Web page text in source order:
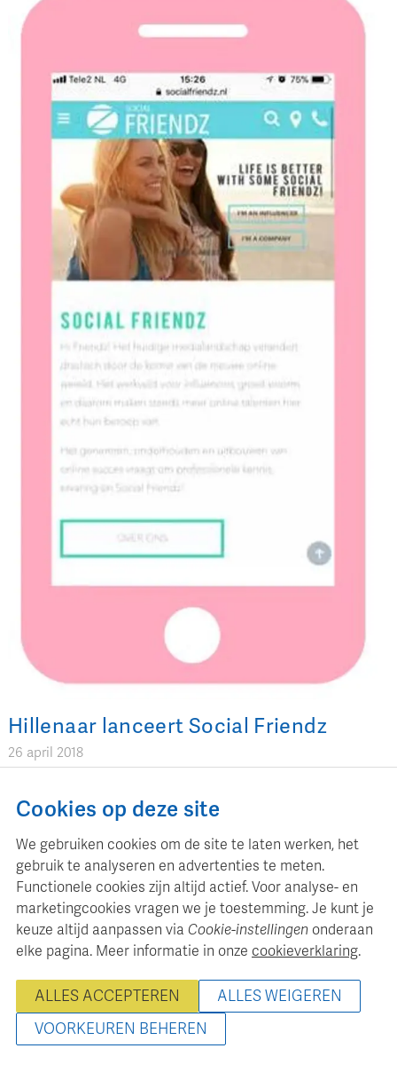
Hillenaar lanceert Social Friendz
26 april 2018
media. De onderneming vergroot nu haar bereik online met
de recente lancering van Social Friendz. Dit is een full
service influencer agency dat zich richt op elke doelgroep
met zowel "nano influencers" (influencers met minimaal
2.500 tot maximaal 10.000 volgers) als ook "micro
influencers" (minimaal 10.000 tot maximaal 50.000
volgers). De volgers van de accounts worden door Social
Friendz gecheckt op echtheid om te voorkomen dat er met
Social Friendz een vinger aan de pols met betrekking tot de
geleverde kwaliteit van de content. De inzet van deze
influencers is niet gebonden aan een minimaal
Cookies op deze site
We gebruiken cookies om de site te laten werken, het
gebruik te analyseren en advertenties te meten.
Functionele cookies zijn altijd actief. Voor analyse- en
marketingcookies vragen we je toestemming. Je kunt je
keuze altijd aanpassen via Cookie-instellingen onderaan
elke pagina. Meer informatie in onze cookieverklaring.
ALLES ACCEPTEREN
ALLES WEIGEREN
VOORKEUREN BEHEREN